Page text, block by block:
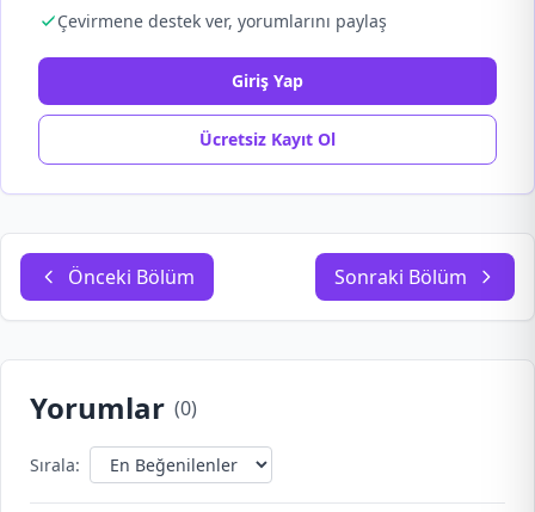
Çevirmene destek ver, yorumlarını paylaş
Giriş Yap
Ücretsiz Kayıt Ol
Önceki Bölüm Sonraki Bölüm
Yorumlar (0)
Sırala: